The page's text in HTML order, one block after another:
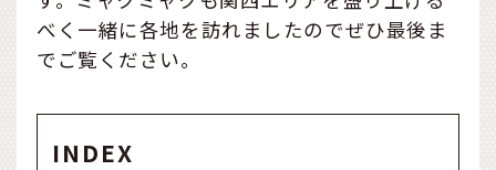
べく一緒に各地を訪れましたのでぜひ最後ま
でご覧ください。
INDEX